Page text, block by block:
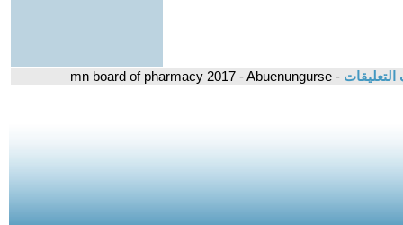
- mn board of pharmacy 2017 - Abuenungurse